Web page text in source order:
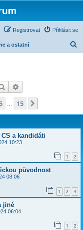
Přihlásit se
Registrovat
a ostatní
Hledat
15
a kandidáti
10:23
1 2
původnost
08:06
1 2 3
jiné
06:04
1 2